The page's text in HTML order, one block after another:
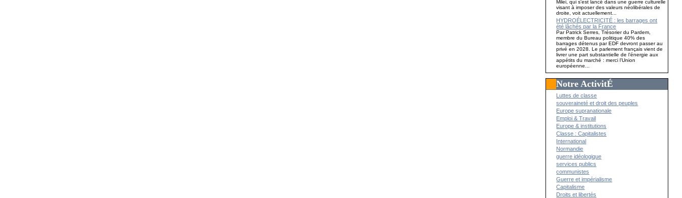
Milei, qui s'est lancé dans une guerre culturelle
visant à imposer des valeurs néolibérales de
droite, voit actuellement...
HYDROÉLECTRICITÉ : les barrages ont
été lâchés par la France
Par Patrick Serres, Trésorier du Pardem,
membre du Bureau politique 40% des
barrages détenus par EDF devront passer au
privé en 2028. Le parlement français vient de
livrer une part substantielle de l’énergie aux
appétits du marché : merci l’Union
européenne...
Notre ActivitÉ
Luttes de classe
souveraineté et droit des peuples
Europe supranationale
Emploi & Travail
Europe & institutions
Classe : Capitalistes
International
Normandie
guerre idéologique
services publics
communistes
Guerre et impérialisme
Capitalisme
Droits et libertés